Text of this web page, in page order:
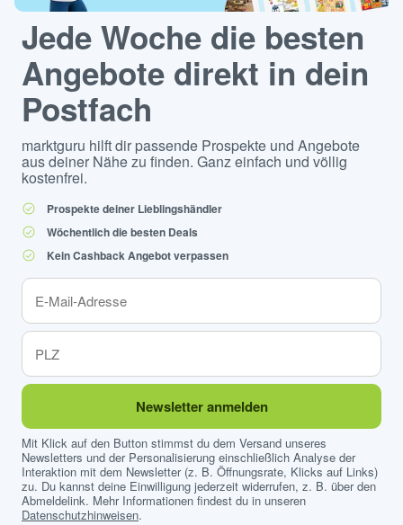
Jede Woche die besten
Angebote direkt in dein
Postfach
marktguru hilft dir passende Prospekte und Angebote
aus deiner Nähe zu finden. Ganz einfach und völlig
kostenfrei.
Prospekte deiner Lieblingshändler
Wöchentlich die besten Deals
Kein Cashback Angebot verpassen
Newsletter anmelden
Mit Klick auf den Button stimmst du dem Versand unseres
Newsletters und der Personalisierung einschließlich Analyse der
Interaktion mit dem Newsletter (z. B. Öffnungsrate, Klicks auf Links)
zu. Du kannst deine Einwilligung jederzeit widerrufen, z. B. über den
Abmeldelink. Mehr Informationen findest du in unseren
Datenschutzhinweisen.